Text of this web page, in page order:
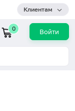
Клиентам
0 Войти